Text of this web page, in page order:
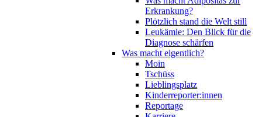
Erkrankung?
Plötzlich stand die Welt still
Leukämie: Den Blick für die
Diagnose schärfen
Was macht eigentlich?
Moin
Tschüss
Lieblingsplatz
Kinderreporter:innen
Reportage